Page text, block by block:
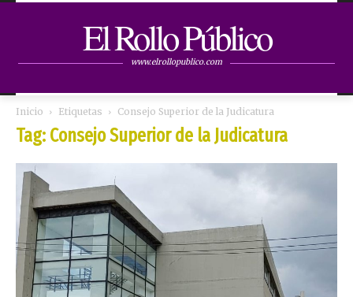
El Rollo Público
www.elrollopublico.com
Inicio Etiquetas Consejo Superior de la Judicatura
Tag: Consejo Superior de la Judicatura